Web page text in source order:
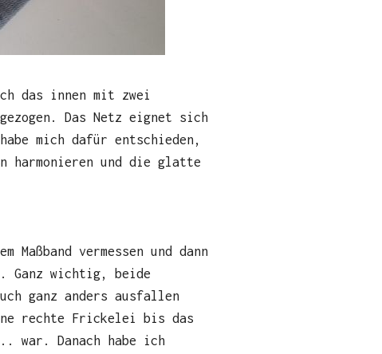
das innen mit zwei
Das Netz eignet sich
mich dafür entschieden,
harmonieren und die glatte
vermessen und dann
Ganz wichtig, beide
ganz anders ausfallen
rechte Frickelei bis das
war. Danach habe ich